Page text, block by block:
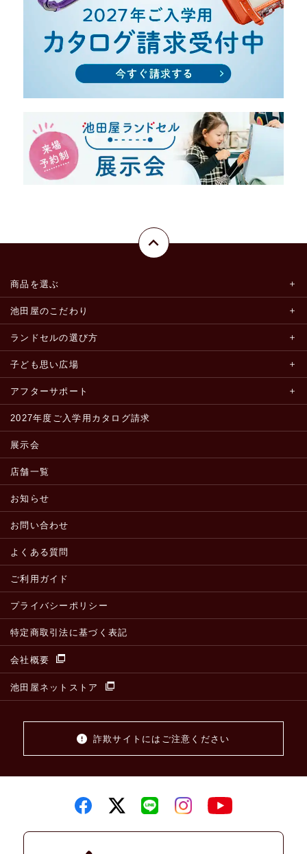
商品を選ぶ
池田屋のこだわり
ランドセルの選び方
子ども思い広場
アフターサポート
2027年度ご入学用カタログ請求
展示会
店舗一覧
お知らせ
お問い合わせ
よくある質問
ご利用ガイド
プライバシーポリシー
特定商取引法に基づく表記
会社概要
池田屋ネットストア
詐欺サイトにはご注意ください